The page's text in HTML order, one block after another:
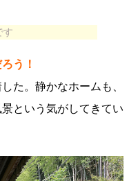
す
う！
た。静かなホームも、
という気がしてきてい